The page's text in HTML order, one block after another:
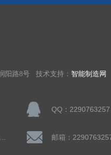
阳路8号 技术支持： 智能制造网
QQ：2290763257
邮箱：